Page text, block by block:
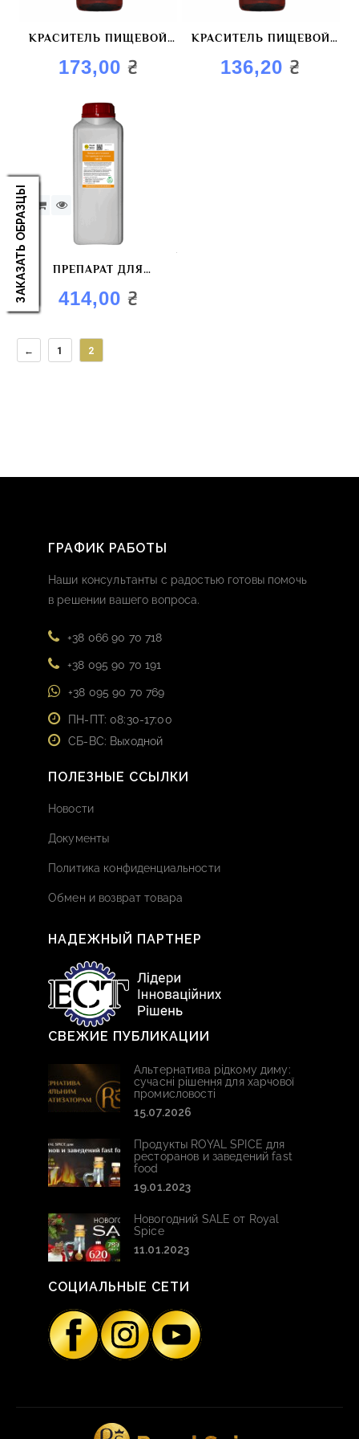
ЗАКАЗАТЬ ОБРАЗЦЫ
КРАСИТЕЛЬ ПИЩЕВОЙ
«RUBY COLOR»
173,00 ₴
КРАСИТЕЛЬ ПИЩЕВОЙ
«СЫР COLOR»
136,20₴
ПРЕПАРАТ ДЛЯ
ИНЪЕКТИРОВАНИЯ МЯСА
«НАТУРАЛЬНОЕ
414,00 ₴
← 1 2
ГРАФИК РАБОТЫ
Наши консультанты с радостью готовы помочь
в решении вашего вопроса.
+38 066 90 70 718
+38 095 90 70 191
+38 095 90 70 769
ПН-ПТ: 08:30-17:00
СБ-ВС: Выходной
ПОЛЕЗНЫЕ ССЫЛКИ
Новости
Документы
Политика конфиденциальности
Обмен и возврат товара
НАДЕЖНЫЙ ПАРТНЕР
СВЕЖИЕ ПУБЛИКАЦИИ
Альтернатива рідкому диму:
сучасні рішення для харчової
промисловості
15.07.2026
Продукты ROYAL SPICE для
ресторанов и заведений fast
food
19.01.2023
Новогодний SALE от Royal
Spice
11.01.2023
СОЦИАЛЬНЫЕ СЕТИ